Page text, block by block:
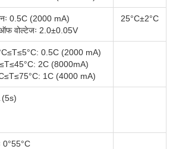
0.5C (2000 mA)
वोल्टेजः 2.0±0.05V
25°C±2°C
0.5C (2000 mA)
2C (8000mA)
1C (4000 mA)
(5s)
0°55°C